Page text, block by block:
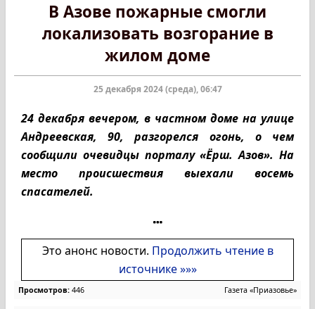
В Азове пожарные смогли
локализовать возгорание в
жилом доме
25 декабря 2024 (среда), 06:47
24 декабря вечером, в частном доме на улице
Андреевская, 90, разгорелся огонь, о чем
сообщили очевидцы порталу «Ёрш. Азов». На
место происшествия выехали восемь
спасателей.
Это анонс новости. Продолжить чтение в
источнике »»»
Просмотров: 446 Газета «Приазовье»